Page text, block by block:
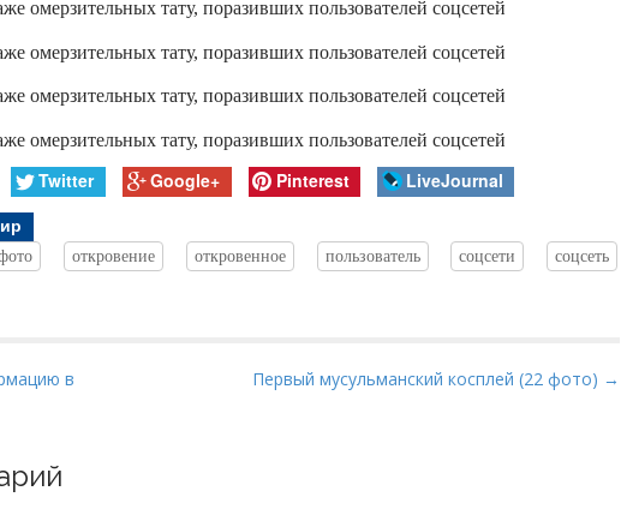
Twitter Google+ Pinterest
LiveJournal
откровение откровенное пользователь соцсети
соцсеть
в
Первый мусульманский косплей (22 фото) →